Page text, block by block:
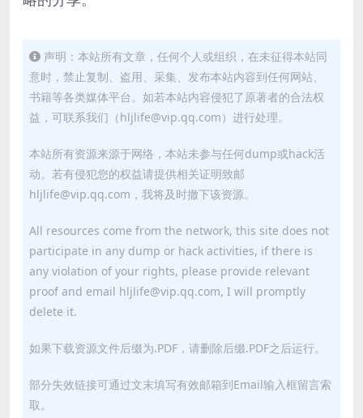
声明：本站所有文章，任何个人或组织，在未征得本站同
意时，禁止复制、盗用、采集、发布本站内容到任何网站、
书籍等各类媒体平台。如若本站内容侵犯了原著者的合法权
益，可联系我们（hljlife@vip.qq.com）进行处理。
本站所有资源来源于网络，本站未参与任何dump或hack活
动。若有侵犯您的权益请提供相关证明致邮
hljlife@vip.qq.com，我将及时撤下该资源。
All resources come from the network, this site does not
participate in any dump or hack activities, if there is
any violation of your rights, please provide relevant
proof and email hljlife@vip.qq.com, I will promptly
delete it.
如果下载资源文件后缀为.PDF，请删除后缀.PDF之后运行。
部分失效链接可通过文末填写有效邮箱到Email输入框留言索
取。